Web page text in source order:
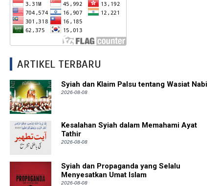
ARTIKEL TERBARU
Syiah dan Klaim Palsu tentang Wasiat Nabi
2026-08-08
Kesalahan Syiah dalam Memahami Ayat
Tathir
2026-08-08
Syiah dan Propaganda yang Selalu
Menyesatkan Umat Islam
2026-08-08